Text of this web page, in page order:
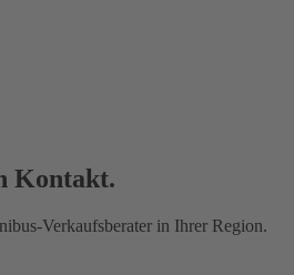
Kontakt.
Verkaufsberater in Ihrer Region.